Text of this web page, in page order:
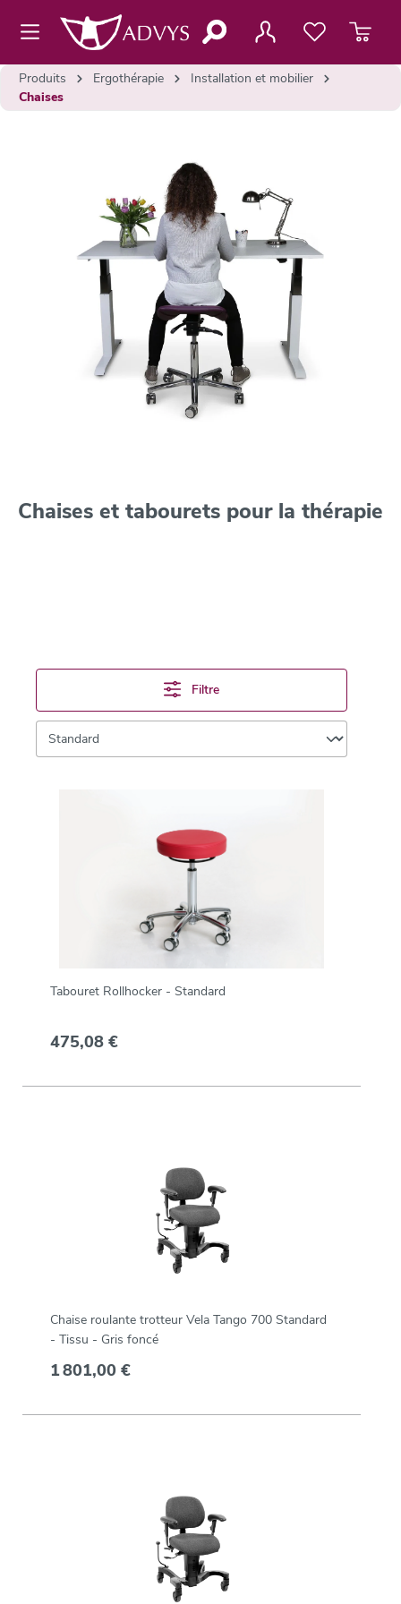
principal
Produits Ergothérapie
Installation et mobilier
Chaises
Chaises et tabourets pour la thérapie
Filtre
Tabouret Rollhocker - Standard
475,08 €
Chaise roulante trotteur Vela Tango 700 Standard
- Tissu - Gris foncé
1 801,00 €